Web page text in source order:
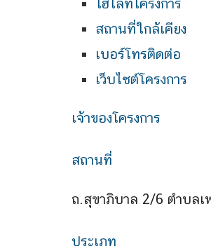
ไฮไลท์โครงการ
สถานที่ใกล้เคียง
เบอร์โทรติดต่อ
เว็บไซต์โครงการ
เจ้าของโครงการ
สถานที่
ถ.สุขาภิบาล 2/6 ตำบลเ
ประเภท